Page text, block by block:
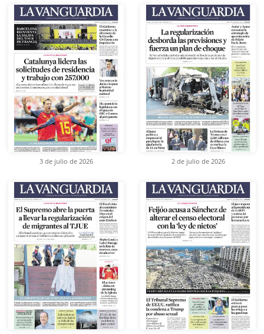
3 de julio de 2026 2 de julio de 2026